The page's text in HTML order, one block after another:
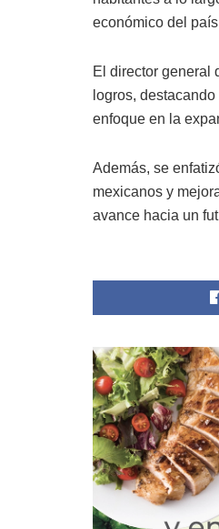
económico del
El director general
logros,
enfoque en la
Además, se
mexicanos y
avance hacia un